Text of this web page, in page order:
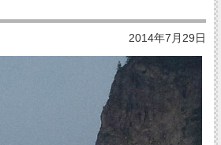
2014年7月29日